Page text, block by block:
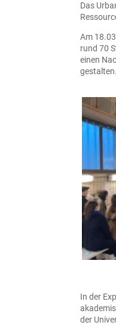
Das
Am
rund 70
einen
gestalten.
In der
der